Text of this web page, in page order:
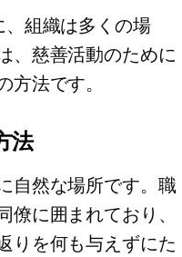
、組織は多くの場
、慈善活動のために
方法です。
法
自然な場所です。職
に囲まれており、
りを何も与えずにた